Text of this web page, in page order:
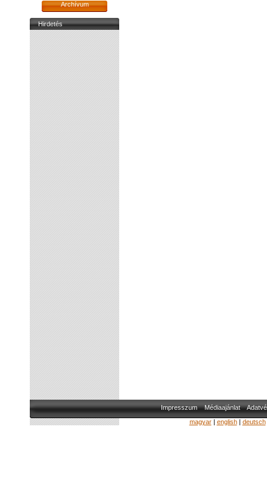
Archívum
Hirdetés
Impresszum Médiaajánlat
magyar| english| deutsch